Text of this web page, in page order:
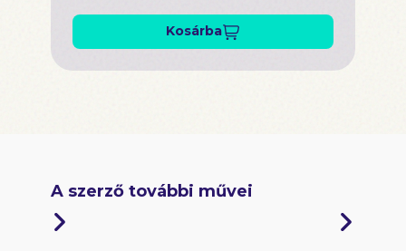
Kosárba
A szerző további művei